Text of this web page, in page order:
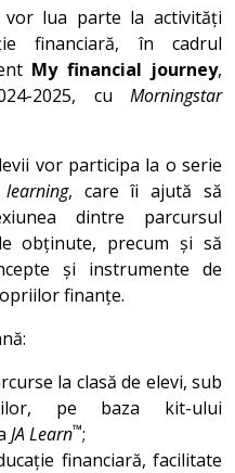
vor lua parte la activități
financiară, în cadrul
My financial journey,
2025, cu Morningstar
vor participa la o serie
, care îi ajută să
dintre parcursul
obținute, precum și să
și instrumente de
finanțe.
la clasă de elevi, sub
pe baza kit-ului
JA Learn™;
financiară, facilitate